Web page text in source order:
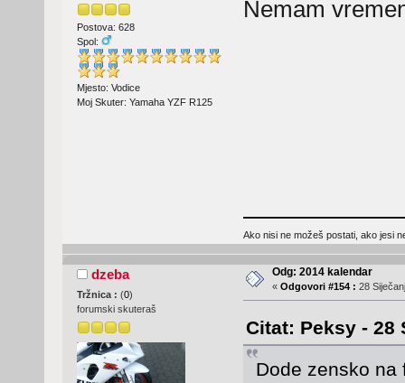
Postova: 628
Spol:
Mjesto: Vodice
Moj Skuter: Yamaha YZF R125
Nemam
Ako nisi ne možeš postati, ako jesi
dzeba
Tržnica : (0)
forumski skuteraš
Odg: 2014 kalendar
« Odgovori #154 : 28
Citat: Peksy - 28
Dode zensko na